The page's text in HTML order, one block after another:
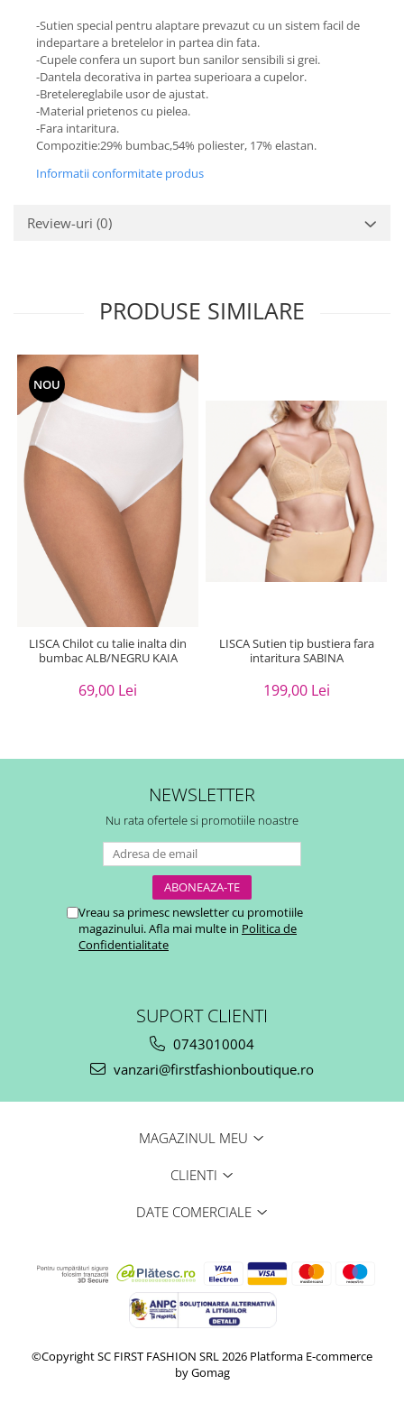
-Sutien special pentru alaptare prevazut cu un sistem facil de
indepartare a bretelelor in partea din fata.
-Cupele confera un suport bun sanilor sensibili si grei.
-Dantela decorativa in partea superioara a cupelor.
-Bretelereglabile usor de ajustat.
-Material prietenos cu pielea.
-Fara intaritura.
Compozitie:29% bumbac,54% poliester, 17% elastan.
Informatii conformitate produs
Review-uri (0)
PRODUSE SIMILARE
NOU
LISCA Chilot cu talie inalta din
bumbac ALB/NEGRU KAIA
69,00 Lei
LISCA Sutien tip bustiera fara
intaritura SABINA
199,00 Lei
NEWSLETTER
Nu rata ofertele si promotiile noastre
Vreau sa primesc newsletter cu promotiile
magazinului. Afla mai multe in Politica de
Confidentialitate
SUPORT CLIENTI
0743010004
vanzari@firstfashionboutique.ro
MAGAZINUL MEU
CLIENTI
DATE COMERCIALE
©Copyright SC FIRST FASHION SRL 2026 Platforma E-commerce
by Gomag